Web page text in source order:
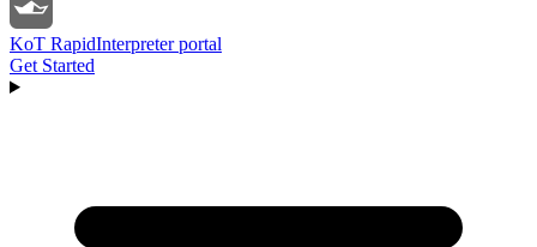
KoT RapidInterpreter portal
Get Started